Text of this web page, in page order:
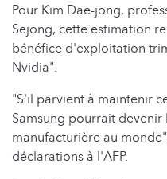
Pour Kim Dae-jong,
Sejong, cette estimation
bénéfice d'exploitation
Nvidia".
"S'il parvient à maintenir
Samsung pourrait
manufacturière au
déclarations à l'AFP.